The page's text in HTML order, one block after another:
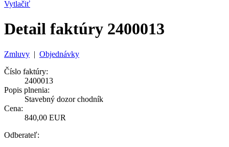
Vytlačiť
Detail faktúry 2400013
Zmluvy | Objednávky
Číslo faktúry:
2400013
Popis plnenia:
Stavebný dozor chodník
Cena:
840,00 EUR
Odberateľ: